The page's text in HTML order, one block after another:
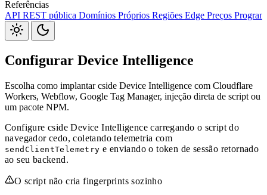
Webhooks
Pacote JavaScriptSlackDiscord
S3JiraLinearZapier
Referências
API REST pública Domínios Próprios Regiões Edge Preços
Configurar Device Intelligence
Escolha como implantar cside Device Intelligence com Cloudflare
Workers, Webflow, Google Tag Manager, injeção direta de script ou
um pacote NPM.
Configure cside Device Intelligence carregando o script do
navegador cedo, coletando telemetria com
sendClientTelemetry e enviando o token de sessão retornado
ao seu backend.
O script não cria fingerprints sozinho